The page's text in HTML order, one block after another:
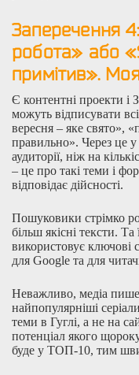
Заперечення 4:
робота»або«
примітив».
Є контентні проекти і
можуть відписувати
вересня – яке свято»,
правильно». Через це у
аудиторії, ніж на
– це про такі теми і
відповідає дійсності.
Пошуковики стрімко
більш якісні тексти.
використовує ключові
для Google та для
Неважливо, медіа
найпопулярніші
теми в Гуглі, а не на
потенціал якого
буде у ТОП-10, тим